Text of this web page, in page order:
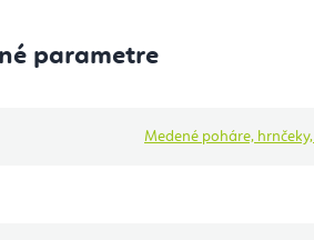
parametre
Medené poháre,